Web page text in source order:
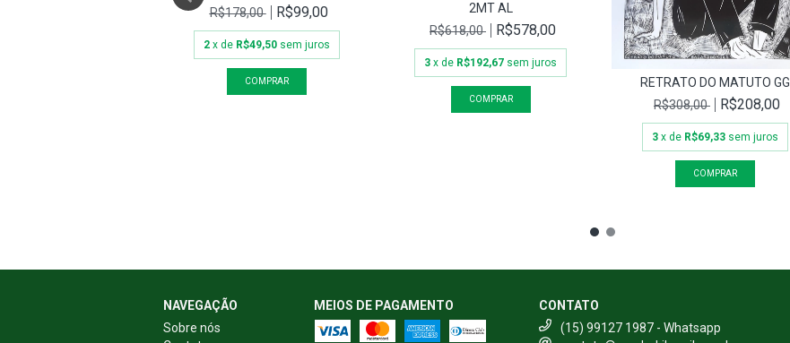
R$178,00
R$99,00
2 x de R$49,50 sem juros
2MT AL
R$618,00
R$578,00
3 x de R$192,67 sem juros
RETRATO DO MATUTO GG
R$308,00
R$208,00
3 x de R$69,33 sem juros
NAVEGAÇÃO
Sobre nós
MEIOS DE PAGAMENTO
CONTATO
(15) 99127 1987 - Whatsapp